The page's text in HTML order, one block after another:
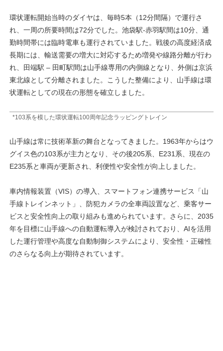
環状運転開始当時のダイヤは、毎時5本（12分間隔）で運行さ
れ、一周の所要時間は72分でした。池袋駅‐赤羽駅間は10分、通
勤時間帯には臨時電車も運行されていました。戦後の高度経済成
長期には、輸送需要の増大に対応するため増発や線路分離が行わ
れ、田端駅 – 田町駅間は山手線専用の内側線となり、外側は京浜
東北線として分離されました。こうした整備により、山手線は環
状運転としての現在の形態を確立しました。
*103系を模した環状運転100周年記念ラッピングトレイン
山手線は常に技術革新の舞台となってきました。1963年からはウ
グイス色の103系が主力となり、その後205系、E231系、現在の
E235系と車両が更新され、利便性や安全性が向上しました。
車内情報装置（VIS）の導入、スマートフォン連携サービス「山
手線トレインネット」、防犯カメラの全車両設置など、乗客サー
ビスと安全性向上の取り組みも進められています。さらに、2035
年を目標に山手線への自動運転導入が検討されており、AIを活用
した運行管理や高度な自動制御システムにより、安全性・正確性
のさらなる向上が期待されています。